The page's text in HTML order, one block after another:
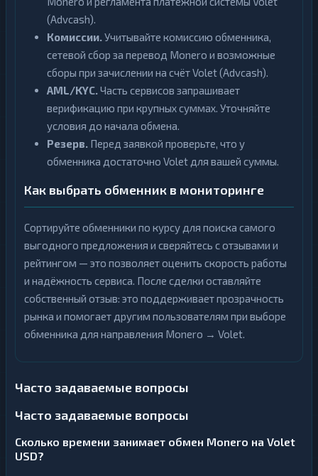
(Advcash).
Комиссии.Учитывайте комиссию обменника,
сетевой сбор за перевод Monero и возможные
сборы при зачислении на счёт Volet (Advcash).
AML/KYC.Часть сервисов запрашивает
верификацию при крупных суммах. Уточняйте
условия до начала обмена.
Резерв. Перед заявкой проверьте, что у
обменника достаточно Volet для вашей суммы.
Как выбрать обменник в мониторинге
Сортируйте обменники по курсу для поиска самого
выгодного предложения и сверяйтесь с отзывами и
рейтингом — это позволяет оценить скорость работы
и надёжность сервиса. После сделки оставляйте
собственный отзыв: это поддерживает прозрачность
рынка и помогает другим пользователям при выборе
обменника для направления Monero → Volet.
Часто задаваемые вопросы
Часто задаваемые вопросы
Сколько времени занимает обмен Monero на Volet
USD?